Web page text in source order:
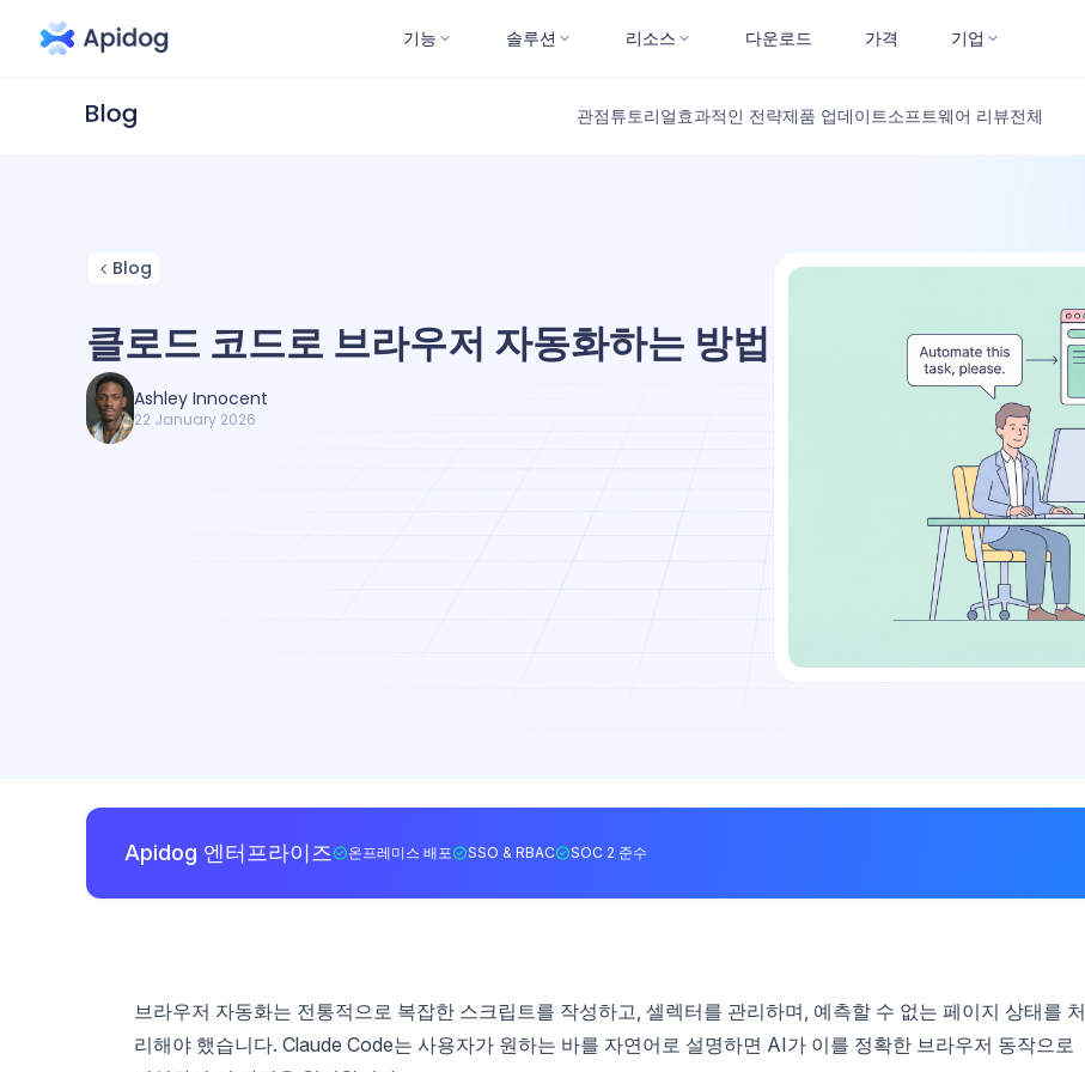
기능 솔루션 리소스 다운로드 가격 기업
관점튜토리얼효과적인 전략제품 업데이트소프트웨어 리뷰전체
Blog
클로드 코드로 브라우저 자동화하는 방법
Ashley Innocent
22 January 2026
Apidog 엔터프라이즈 온프레미스 배포 SSO & RBAC SOC 2 준수
브라우저 자동화는 전통적으로 복잡한 스크립트를 작성하고, 셀렉터를 관리하며, 예측할 수 없는 페이지 상태를 처
리해야 했습니다. Claude Code는 사용자가 원하는 바를 자연어로 설명하면 AI가 이를 정확한 브라우저 동작으로